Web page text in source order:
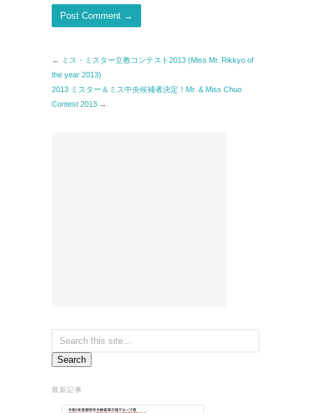
←
ミス・ミスター立教コンテスト2013 (Miss Mr. Rikkyo of
the year 2013)
2013 ミスター＆ミス中央候補者決定！Mr. & Miss Chuo
Contest 2013 →
最新記事